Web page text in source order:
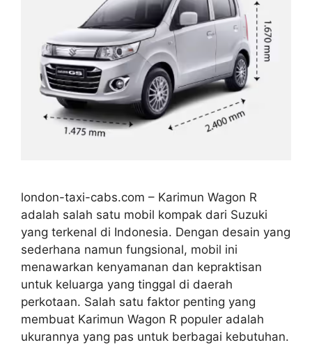
london-taxi-cabs.com – Karimun Wagon R
adalah salah satu mobil kompak dari Suzuki
yang terkenal di Indonesia. Dengan desain yang
sederhana namun fungsional, mobil ini
menawarkan kenyamanan dan kepraktisan
untuk keluarga yang tinggal di daerah
perkotaan. Salah satu faktor penting yang
membuat Karimun Wagon R populer adalah
ukurannya yang pas untuk berbagai kebutuhan.